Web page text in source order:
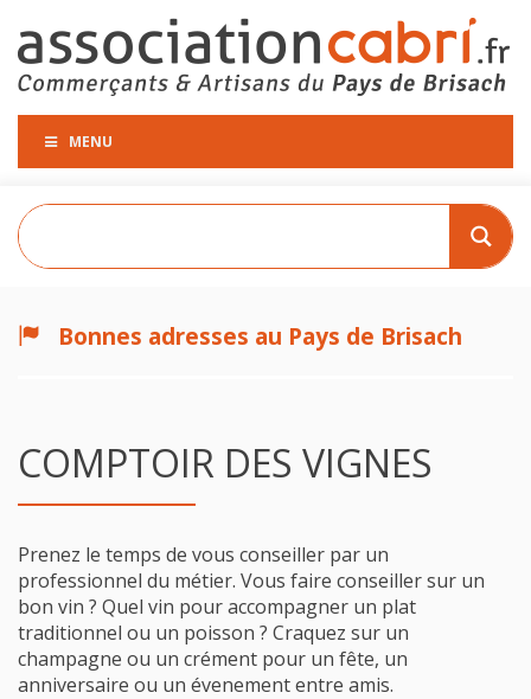
MENU
Bonnes adresses au Pays de Brisach
COMPTOIR DES VIGNES
Prenez le temps de vous conseiller par un
professionnel du métier. Vous faire conseiller sur un
bon vin ? Quel vin pour accompagner un plat
traditionnel ou un poisson ? Craquez sur un
champagne ou un crément pour un fête, un
anniversaire ou un évenement entre amis.